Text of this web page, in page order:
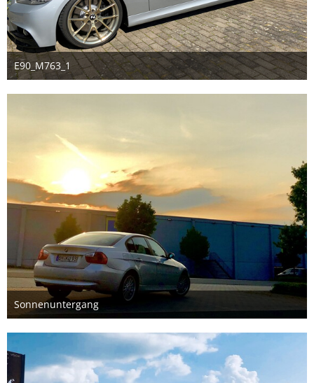
E90_M763_1
30. März 2020
Sonnenuntergang
29. August 2019